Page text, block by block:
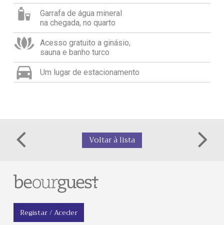
Garrafa de água mineral
na chegada, no quarto
Acesso gratuito a ginásio,
sauna e banho turco
Um lugar de estacionamento
Voltar à lista
Registar / Aceder